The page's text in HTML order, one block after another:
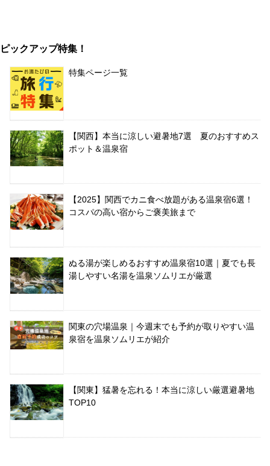
ピックアップ特集！
特集ページ一覧
【関西】本当に涼しい避暑地7選 夏のおすすめス
ポット＆温泉宿
【2025】関西でカニ食べ放題がある温泉宿6選！
コスパの高い宿からご褒美旅まで
ぬる湯が楽しめるおすすめ温泉宿10選｜夏でも長
湯しやすい名湯を温泉ソムリエが厳選
関東の穴場温泉｜今週末でも予約が取りやすい温
泉宿を温泉ソムリエが紹介
【関東】猛暑を忘れる！本当に涼しい厳選避暑地
TOP10